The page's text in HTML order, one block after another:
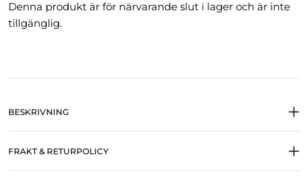
Denna produkt är för närvarande slut i lager och är inte
tillgänglig.
BESKRIVNING
FRAKT & RETURPOLICY